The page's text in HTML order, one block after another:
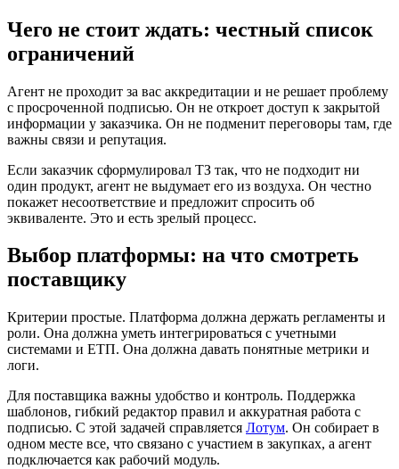
Чего не стоит ждать: честный список
ограничений
Агент не проходит за вас аккредитации и не решает проблему
с просроченной подписью. Он не откроет доступ к закрытой
информации у заказчика. Он не подменит переговоры там, где
важны связи и репутация.
Если заказчик сформулировал ТЗ так, что не подходит ни
один продукт, агент не выдумает его из воздуха. Он честно
покажет несоответствие и предложит спросить об
эквиваленте. Это и есть зрелый процесс.
Выбор платформы: на что смотреть
поставщику
Критерии простые. Платформа должна держать регламенты и
роли. Она должна уметь интегрироваться с учетными
системами и ЕТП. Она должна давать понятные метрики и
логи.
Для поставщика важны удобство и контроль. Поддержка
шаблонов, гибкий редактор правил и аккуратная работа с
подписью. С этой задачей справляется Лотум. Он собирает в
одном месте все, что связано с участием в закупках, а агент
подключается как рабочий модуль.